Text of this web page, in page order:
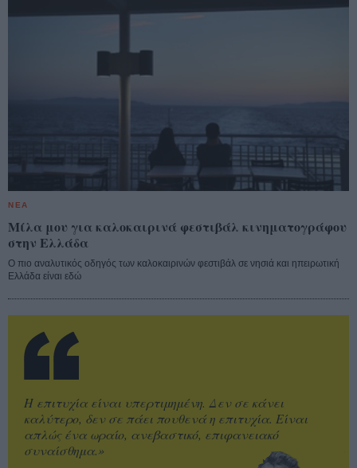
ΝΕΑ
Μίλα μου για καλοκαιρινά φεστιβάλ κινηματογράφου
στην Ελλάδα
Ο πιο αναλυτικός οδηγός των καλοκαιρινών φεστιβάλ σε νησιά και ηπειρωτική
Ελλάδα είναι εδώ
Η επιτυχία είναι υπερτιμημένη. Δεν σε κάνει
καλύτερο, δεν σε πάει πουθενά η επιτυχία. Είναι
απλώς ένα ωραίο, ανεβαστικό, επιφανειακό
συναίσθημα.»